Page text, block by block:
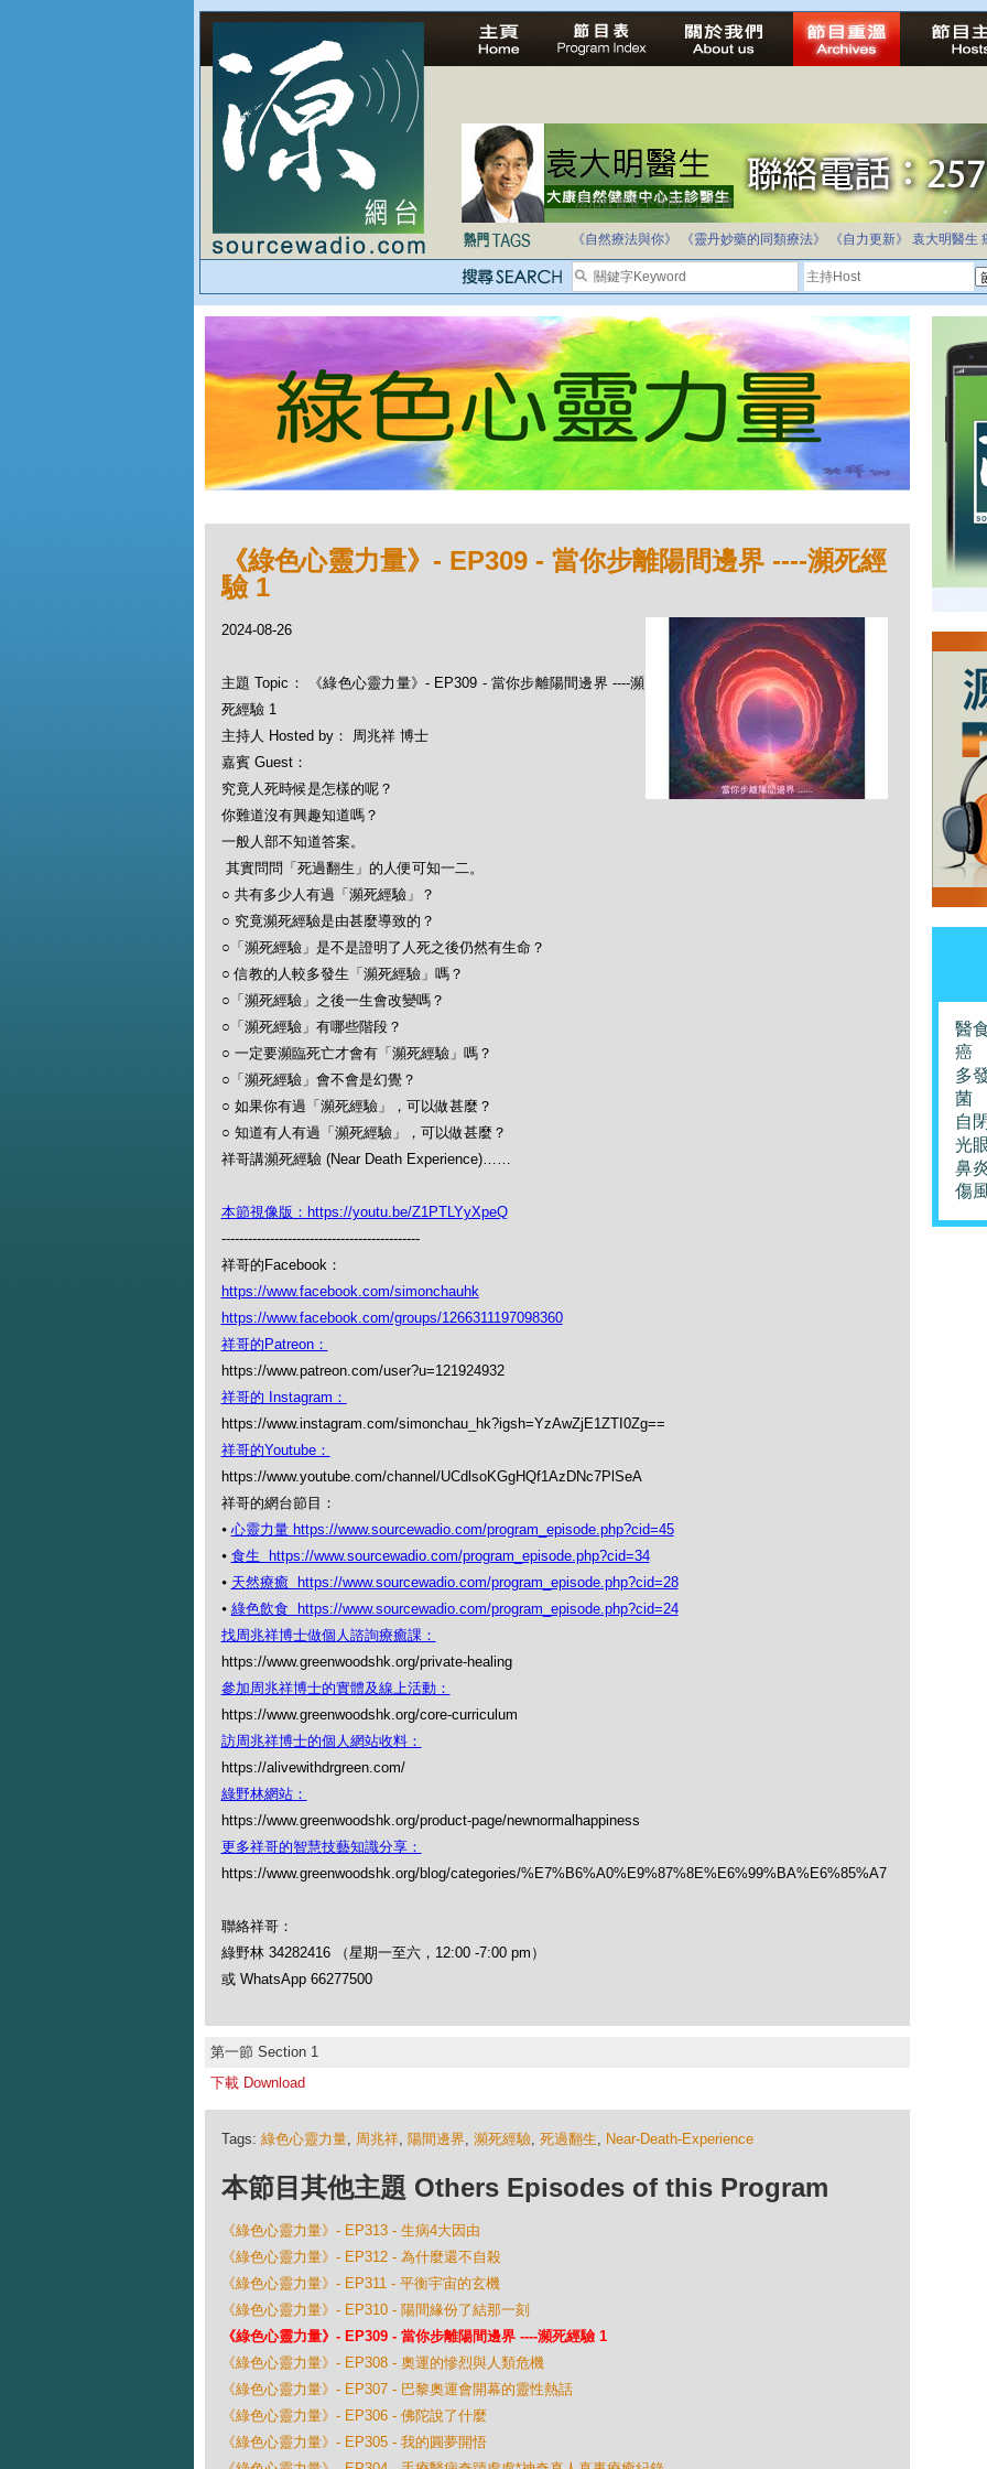
法治社會並不等同公正社會
自家教育合法化-推動多元化教育，全民學卷制
《自然療法與你》 《靈丹妙藥的同類療法》 《自力更新》 袁大明醫生
《綠色心靈力量》- EP309 - 當你步離陽間邊界 ----瀕死經
驗 1
2024-08-26
主題 Topic： 《綠色心靈力量》- EP309 - 當你步離陽間邊界 ----瀕
死經驗 1
主持人 Hosted by： 周兆祥 博士
嘉賓 Guest：
究竟人死時候是怎樣的呢？
你難道沒有興趣知道嗎？
一般人部不知道答案。
其實問問「死過翻生」的人便可知一二。
○ 共有多少人有過「瀕死經驗」？
○ 究竟瀕死經驗是由甚麼導致的？
○「瀕死經驗」是不是證明了人死之後仍然有生命？
○ 信教的人較多發生「瀕死經驗」嗎？
○「瀕死經驗」之後一生會改變嗎？
○「瀕死經驗」有哪些階段？
○ 一定要瀕臨死亡才會有「瀕死經驗」嗎？
○「瀕死經驗」會不會是幻覺？
○ 如果你有過「瀕死經驗」，可以做甚麼？
○ 知道有人有過「瀕死經驗」，可以做甚麼？
祥哥講瀕死經驗 (Near Death Experience)……
本節視像版：https://youtu.be/Z1PTLYyXpeQ
---------------------------------------------
祥哥的Facebook：
https://www.facebook.com/simonchauhk
https://www.facebook.com/groups/1266311197098360
祥哥的Patreon：
https://www.patreon.com/user?u=121924932
祥哥的 Instagram：
https://www.instagram.com/simonchau_hk?igsh=YzAwZjE1ZTI0Zg==
祥哥的Youtube：
https://www.youtube.com/channel/UCdlsoKGgHQf1AzDNc7PlSeA
祥哥的網台節目：
⦁ 心靈力量 https://www.sourcewadio.com/program_episode.php?cid=45
⦁ 食生 https://www.sourcewadio.com/program_episode.php?cid=34
⦁ 天然療癒 https://www.sourcewadio.com/program_episode.php?cid=28
⦁ 綠色飲食 https://www.sourcewadio.com/program_episode.php?cid=24
找周兆祥博士做個人諮詢療癒課：
https://www.greenwoodshk.org/private-healing
參加周兆祥博士的實體及線上活動：
https://www.greenwoodshk.org/core-curriculum
訪周兆祥博士的個人網站收料：
https://alivewithdrgreen.com/
綠野林網站：
https://www.greenwoodshk.org/product-page/newnormalhappiness
更多祥哥的智慧技藝知識分享：
https://www.greenwoodshk.org/blog/categories/%E7%B6%A0%E9%87%8E%E6%99%BA%E6%85%A7
聯絡祥哥：
綠野林 34282416 （星期一至六，12:00 -7:00 pm）
或 WhatsApp 66277500
第一節 Section 1
下載 Download
Tags: 綠色心靈力量, 周兆祥, 陽間邊界, 瀕死經驗, 死過翻生, Near-Death-Experience
本節目其他主題 Others Episodes of this Program
《綠色心靈力量》- EP313 - 生病4大因由
《綠色心靈力量》- EP312 - 為什麼還不自殺
《綠色心靈力量》- EP311 - 平衡宇宙的玄機
《綠色心靈力量》- EP310 - 陽間緣份了結那一刻
《綠色心靈力量》- EP309 - 當你步離陽間邊界 ----瀕死經驗 1
《綠色心靈力量》- EP308 - 奧運的慘烈與人類危機
《綠色心靈力量》- EP307 - 巴黎奧運會開幕的靈性熱話
《綠色心靈力量》- EP306 - 佛陀說了什麼
《綠色心靈力量》- EP305 - 我的圓夢開悟
醫
癌
多
菌
自
光
鼻
傷